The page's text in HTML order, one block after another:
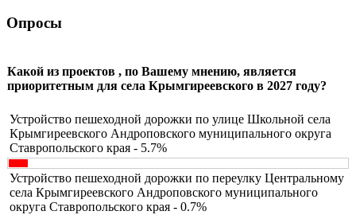
Опросы
Какой из проектов , по Вашему мнению, является
приоритетным для села Крымгиреевского в 2027 году?
Устройство пешеходной дорожки по улице Школьной села
Крымгиреевского Андроповского муниципального округа
Ставропольского края - 5.7%
Устройство пешеходной дорожки по переулку Центральному
села Крымгиреевского Андроповского муниципального
округа Ставропольского края - 0.7%